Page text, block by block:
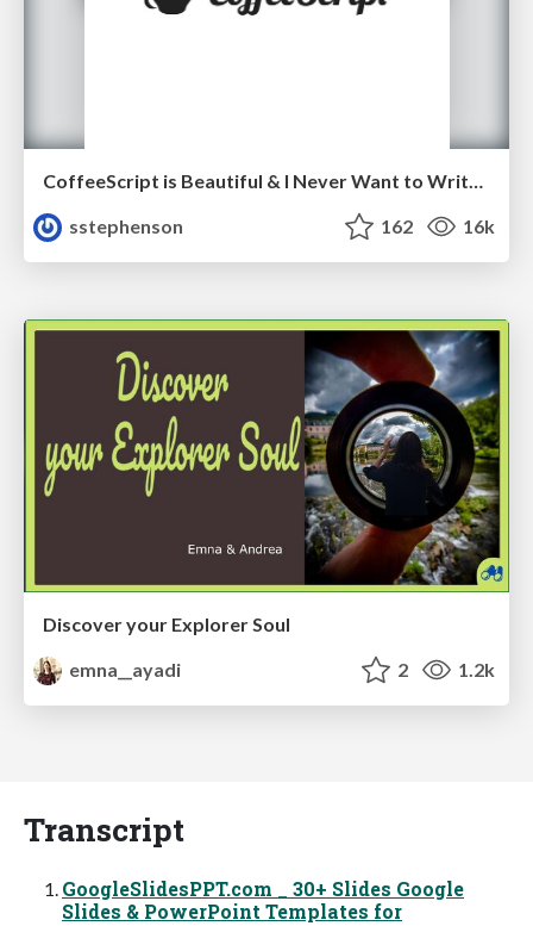
CoffeeScript is Beautiful & I Never Want to Write Plain JavaScript Again
sstephenson
162 16k
Discover your Explorer Soul
emna__ayadi
2 1.2k
Transcript
GoogleSlidesPPT.com _ 30+ Slides Google
Slides & PowerPoint Templates for